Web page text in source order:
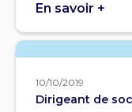
En savoir +
10/10/2019
Dirigeant de